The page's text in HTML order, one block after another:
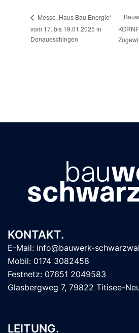
Messe ‚Haus Bau Energie‘
vom 17. bis 19.01.2025 in
Donaueschingen
KONTAKT.
E-Mail: info@bauwerk-
Mobil: 0174 3082458
Festnetz: 07651 2049583
Glasbergweg 7, 79822 Titisee-
LEITUNG.